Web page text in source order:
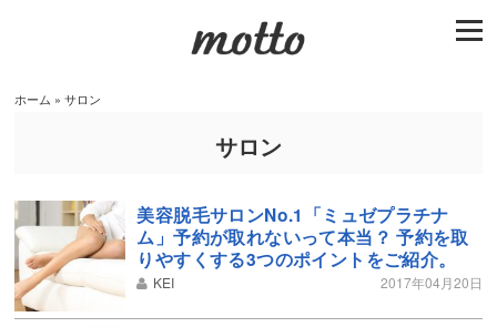
ホーム »サロン
サロン
美容脱毛サロンNo.1「ミュゼプラチナ
ム」予約が取れないって本当？ 予約を取
りやすくする3つのポイントをご紹介。
KEI 2017年04月20日